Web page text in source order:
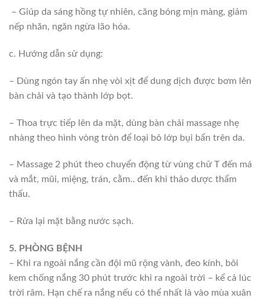
– Giúp da sáng hồng tự nhiên, căng bóng mịn màng, giảm
nếp nhăn, ngăn ngừa lão hóa.
c. Hướng dẫn sử dụng:
– Dùng ngón tay ấn nhẹ vòi xịt để dung dịch được bơm lên
bàn chải và tạo thành lớp bọt.
– Thoa trực tiếp lên da mặt, dùng bàn chải massage nhẹ
nhàng theo hình vòng tròn để loại bỏ lớp bụi bẩn trên da.
– Massage 2 phút theo chuyển động từ vùng chữ T đến má
và mắt, mũi, miệng, trán, cằm.. đến khi thảo dược thẩm
thấu.
– Rửa lại mặt bằng nước sạch.
5. PHÒNG BỆNH
– Khi ra ngoài nắng cần đội mũ rộng vành, đeo kính, bôi
kem chống nắng 30 phút trước khi ra ngoài trời – kể cả lúc
trời râm. Hạn chế ra nắng nếu có thể nhất là vào mùa xuân